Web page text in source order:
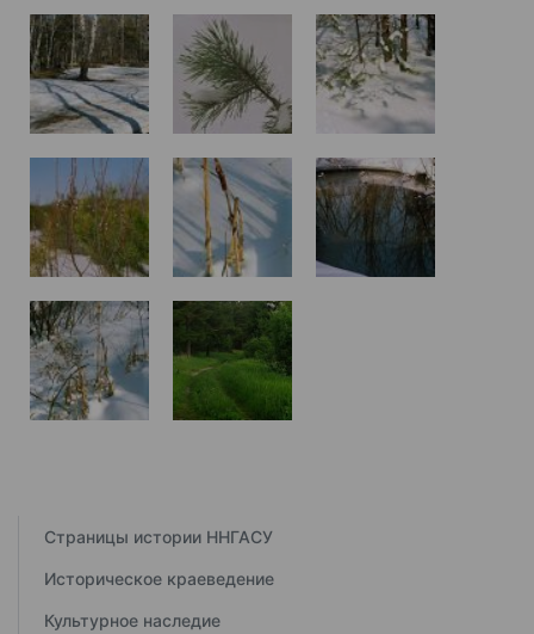
Страницы истории ННГАСУ
Историческое краеведение
Культурное наследие